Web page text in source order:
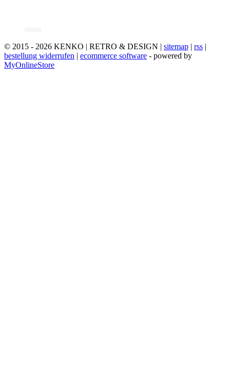
© 2015 - 2026 KENKO | RETRO & DESIGN | sitemap | rss |
bestellung widerrufen | ecommerce software - powered by
MyOnlineStore